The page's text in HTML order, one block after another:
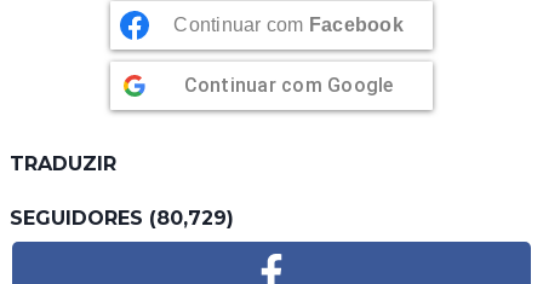
Continuar com Facebook
Continuar com Google
TRADUZIR
SEGUIDORES (80,729)